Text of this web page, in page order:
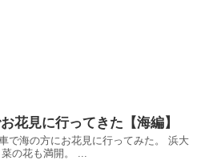
花見に行ってきた【海編】
で海の方にお花見に行ってみた。 浜大
の花も満開。 ...